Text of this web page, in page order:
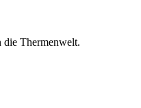
Thermenwelt.